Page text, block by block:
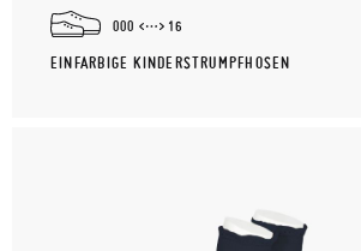
000 16
EINFARBIGE KINDERSTRUMPFHOSEN